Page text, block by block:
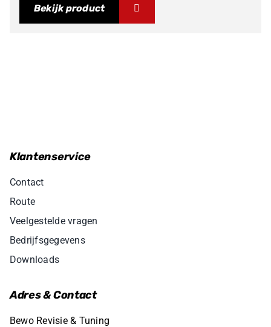
Bekijk product
Klantenservice
Contact
Route
Veelgestelde vragen
Bedrijfsgegevens
Downloads
Adres & Contact
Bewo Revisie & Tuning